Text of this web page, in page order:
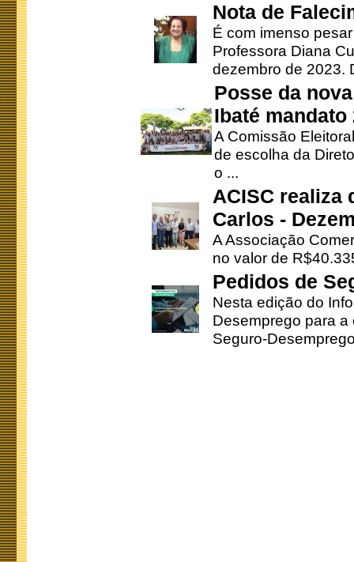
Nota de
É com imenso
Professora Diana
dezembro de 2023.
Posse da
Ibaté mandato
A Comissão
de escolha da
o ...
ACISC realiza
Carlos -
A Associação
no valor de
Pedidos de
Nesta edição do
Desemprego para
Seguro-